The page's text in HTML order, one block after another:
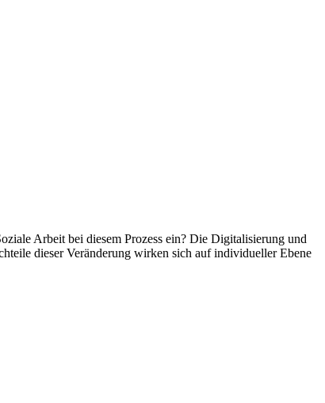
Arbeit bei diesem Prozess ein? Die Digitalisierung und
dieser Veränderung wirken sich auf individueller Ebene